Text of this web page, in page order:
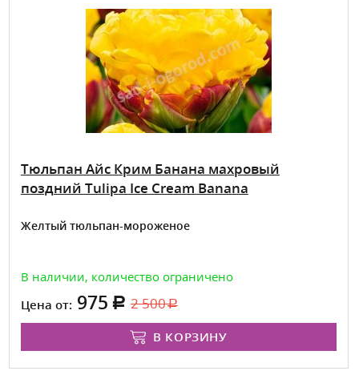
Тюльпан Айс Крим Банана махровый
поздний Tulipa Ice Cream Banana
Желтый тюльпан-мороженое
В наличии, количество ограничено
Цена от: 975 2 500
В КОРЗИНУ